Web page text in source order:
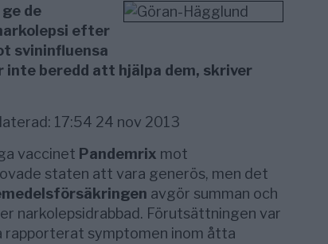
de
efter
svininfluensa
inte beredd att hjälpa dem, skriver
17:54 24 nov 2013
vaccinet Pandemrix mot
lovade staten att vara generös, men det
avgör summan och
narkolepsidrabbad. Förutsättningen var
rapporterat symptomen inom åtta